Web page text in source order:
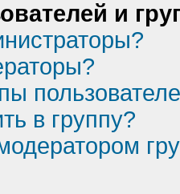
и
в группу?